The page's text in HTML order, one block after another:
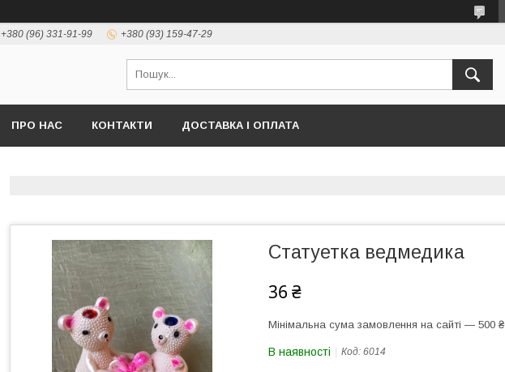
+380 (96) 331-91-99 +380 (93) 159-47-29
ПРО НАС КОНТАКТИ ДОСТАВКА І ОПЛАТА
Статуетка ведмедика
36 ₴
Мінімальна сума замовлення на сайті — 500 ₴
В наявності Код: 6014